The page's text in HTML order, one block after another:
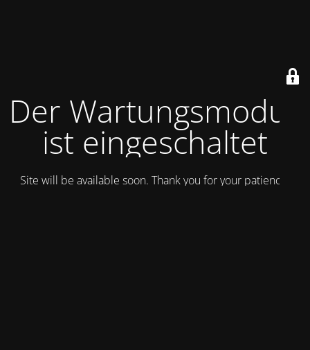
Der Wartungsmodus
ist eingeschaltet
Site will be available soon. Thank you for your patience!